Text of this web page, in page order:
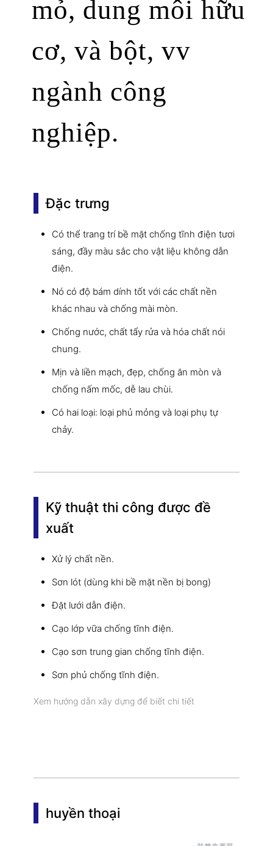
mỏ, dung môi hữu
cơ, và bột, vv
ngành công
nghiệp.
Đặc trưng
Có thể trang trí bề mặt chống tĩnh điện tươi
sáng, đầy màu sắc cho vật liệu không dẫn
điện.
Nó có độ bám dính tốt với các chất nền
khác nhau và chống mài mòn.
Chống nước, chất tẩy rửa và hóa chất nói
chung.
Mịn và liền mạch, đẹp, chống ăn mòn và
chống nấm mốc, dễ lau chùi.
Có hai loại: loại phủ mỏng và loại phụ tự
chảy.
Kỹ thuật thi công được đề
xuất
Xử lý chất nền.
Sơn lót (dùng khi bề mặt nền bị bong)
Đặt lưới dẫn điện.
Cạo lớp vữa chống tĩnh điện.
Cạo sơn trung gian chống tĩnh điện.
Sơn phủ chống tĩnh điện.
Xem hướng dẫn xây dựng để biết chi tiết
huyền thoại